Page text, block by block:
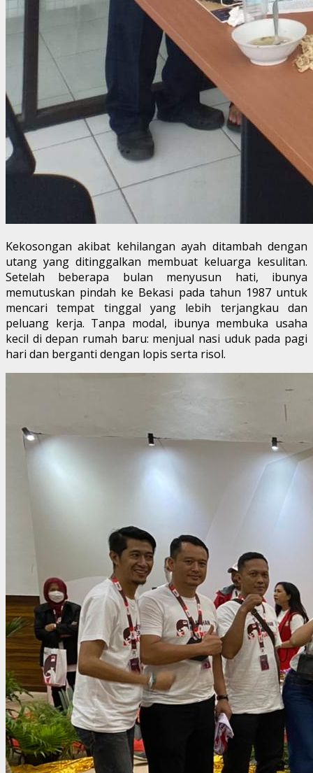
Kekosongan akibat kehilangan ayah ditambah dengan
utang yang ditinggalkan membuat keluarga kesulitan.
Setelah beberapa bulan menyusun hati, ibunya
memutuskan pindah ke Bekasi pada tahun 1987 untuk
mencari tempat tinggal yang lebih terjangkau dan
peluang kerja. Tanpa modal, ibunya membuka usaha
kecil di depan rumah baru: menjual nasi uduk pada pagi
hari dan berganti dengan lopis serta risol.